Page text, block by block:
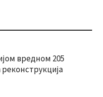
вредном 205